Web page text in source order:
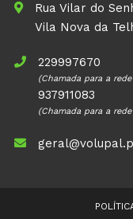
Rua Vilar do
Vila Nova da
229997670
(Chamada para a
937911083
(Chamada para a